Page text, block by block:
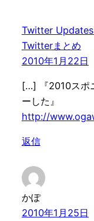
Twitter
Twitterまとめ
2010年1月22日
[…] 『2010スポ
ーした』
http://
返信
かぽ
2010年1月25日